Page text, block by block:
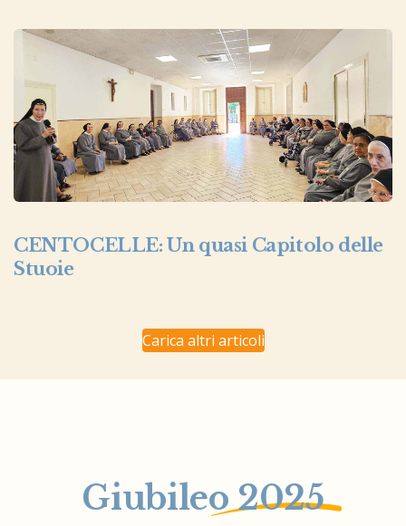
CENTOCELLE: Un quasi Capitolo delle
Stuoie
Carica altri articoli
Giubileo2025